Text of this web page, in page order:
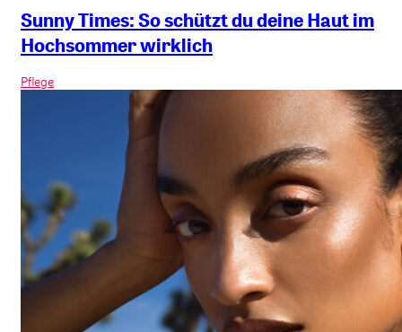
Sunny Times: So schützt du deine Haut im
Hochsommer wirklich
Pflege